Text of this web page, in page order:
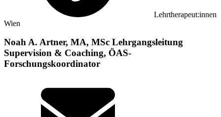
Lehrtherapeut:innen
Wien
Noah A. Artner, MA, MSc Lehrgangsleitung
Supervision & Coaching, ÖAS-
Forschungskoordinator